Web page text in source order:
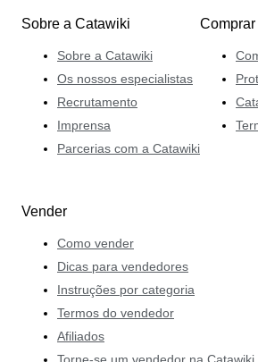
Sobre a Catawiki
Sobre a Catawiki
Os nossos especialistas
Recrutamento
Imprensa
Parcerias com a Catawiki
Comprar
Vender
Como vender
Dicas para vendedores
Instruções por categoria
Termos do vendedor
Afiliados
Torne-se um vendedor na Catawiki